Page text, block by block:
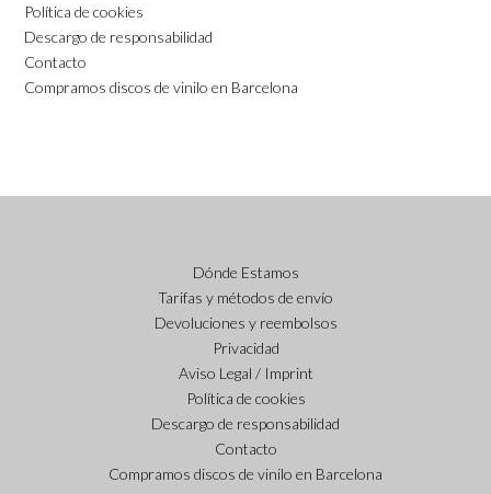
Política de cookies
Descargo de responsabilidad
Contacto
Compramos discos de vinilo en Barcelona
Dónde Estamos
Tarifas y métodos de envío
Devoluciones y reembolsos
Privacidad
Aviso Legal / Imprint
Política de cookies
Descargo de responsabilidad
Contacto
Compramos discos de vinilo en Barcelona